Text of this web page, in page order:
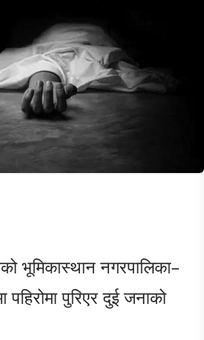
भूमिकास्थान नगरपालिका–
पुरिएर दुई जनाको